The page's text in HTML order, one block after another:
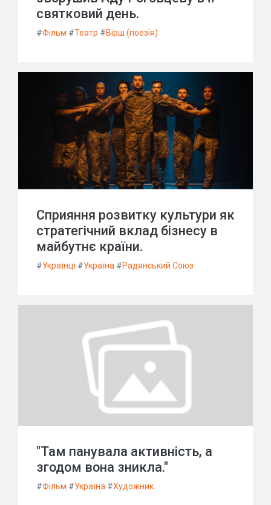
святковий день.
#Фільм #Театр #Вірш (поезія)
Сприяння розвитку культури як
стратегічний вклад бізнесу в
майбутнє країни.
#Українці #Україна #Радянський Союз
"Там панувала активність, а
згодом вона зникла."
#Фільм #Україна #Художник.